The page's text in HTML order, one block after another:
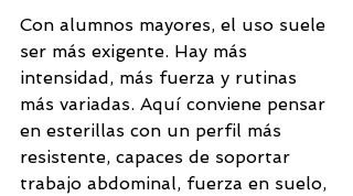
Con alumnos mayores, el uso suele
ser más exigente. Hay más
intensidad, más fuerza y rutinas
más variadas. Aquí conviene pensar
en esterillas con un perfil más
resistente, capaces de soportar
trabajo abdominal, fuerza en suelo,